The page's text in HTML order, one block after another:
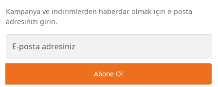
Kampanya ve indirimlerden haberdar olmak için e-posta
adresinizi girin.
Abone Ol